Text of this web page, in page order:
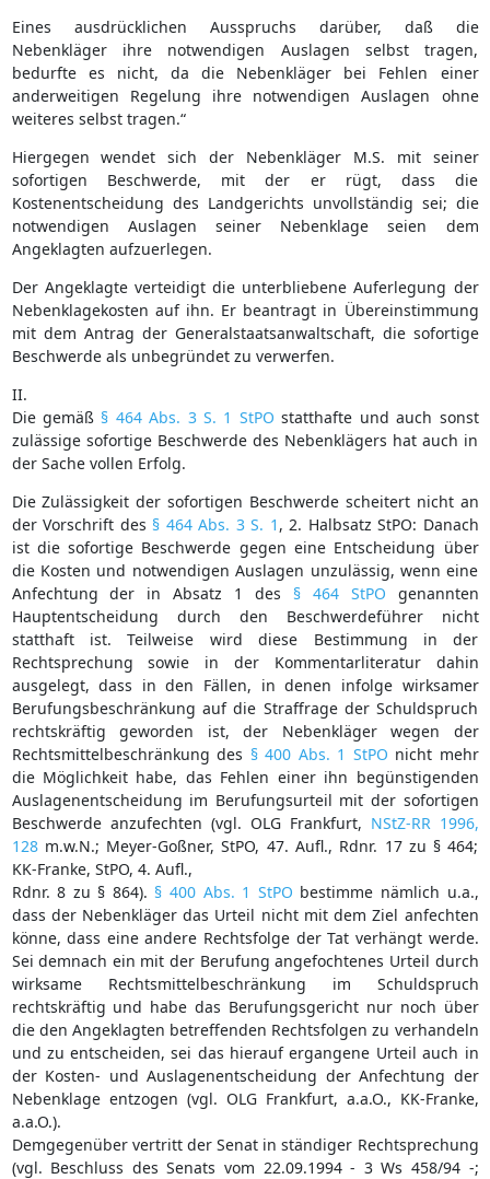
Eines ausdrücklichen Ausspruchs darüber, daß die
Nebenkläger ihre notwendigen Auslagen selbst tragen,
bedurfte es nicht, da die Nebenkläger bei Fehlen einer
anderweitigen Regelung ihre notwendigen Auslagen ohne
weiteres selbst tragen.“
Hiergegen wendet sich der Nebenkläger M.S. mit seiner
sofortigen Beschwerde, mit der er rügt, dass die
Kostenentscheidung des Landgerichts unvollständig sei; die
notwendigen Auslagen seiner Nebenklage seien dem
Angeklagten aufzuerlegen.
Der Angeklagte verteidigt die unterbliebene Auferlegung der
Nebenklagekosten auf ihn. Er beantragt in Übereinstimmung
mit dem Antrag der Generalstaatsanwaltschaft, die sofortige
Beschwerde als unbegründet zu verwerfen.
II.
Die gemäß § 464 Abs. 3 S. 1 StPO statthafte und auch sonst
zulässige sofortige Beschwerde des Nebenklägers hat auch in
der Sache vollen Erfolg.
Die Zulässigkeit der sofortigen Beschwerde scheitert nicht an
der Vorschrift des § 464 Abs. 3 S. 1 , 2. Halbsatz StPO: Danach
ist die sofortige Beschwerde gegen eine Entscheidung über
die Kosten und notwendigen Auslagen unzulässig, wenn eine
Anfechtung der in Absatz 1 des § 464 StPO genannten
Hauptentscheidung durch den Beschwerdeführer nicht
statthaft ist. Teilweise wird diese Bestimmung in der
Rechtsprechung sowie in der Kommentarliteratur dahin
ausgelegt, dass in den Fällen, in denen infolge wirksamer
Berufungsbeschränkung auf die Straffrage der Schuldspruch
rechtskräftig geworden ist, der Nebenkläger wegen der
Rechtsmittelbeschränkung des § 400 Abs. 1 StPO nicht mehr
die Möglichkeit habe, das Fehlen einer ihn begünstigenden
Auslagenentscheidung im Berufungsurteil mit der sofortigen
Beschwerde anzufechten (vgl. OLG Frankfurt, NStZ-RR 1996,
128m.w.N.; Meyer-Goßner, StPO, 47. Aufl., Rdnr. 17 zu § 464;
KK-Franke, StPO, 4. Aufl.,
Rdnr. 8 zu § 864). § 400 Abs. 1 StPO bestimme nämlich u.a.,
dass der Nebenkläger das Urteil nicht mit dem Ziel anfechten
könne, dass eine andere Rechtsfolge der Tat verhängt werde.
Sei demnach ein mit der Berufung angefochtenes Urteil durch
wirksame Rechtsmittelbeschränkung im Schuldspruch
rechtskräftig und habe das Berufungsgericht nur noch über
die den Angeklagten betreffenden Rechtsfolgen zu verhandeln
und zu entscheiden, sei das hierauf ergangene Urteil auch in
der Kosten- und Auslagenentscheidung der Anfechtung der
Nebenklage entzogen (vgl. OLG Frankfurt, a.a.O., KK-Franke,
a.a.O.).
Demgegenüber vertritt der Senat in ständiger Rechtsprechung
(vgl. Beschluss des Senats vom 22.09.1994 - 3 Ws 458/94 -;